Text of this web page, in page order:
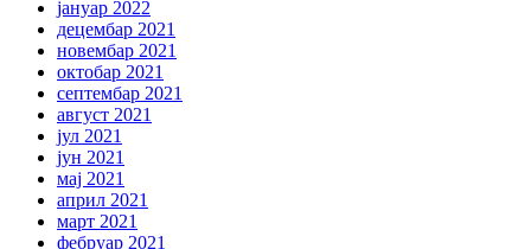
јануар 2022
децембар 2021
новембар 2021
октобар 2021
септембар 2021
август 2021
јул 2021
јун 2021
мај 2021
април 2021
март 2021
фебруар 2021